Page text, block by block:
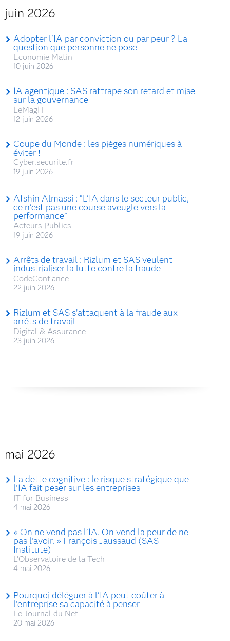
juin 2026
Adopter l'IA par conviction ou par peur ? La
question que personne ne pose
Economie Matin
10 juin 2026
IA agentique : SAS rattrape son retard et mise
sur la gouvernance
LeMagIT
12 juin 2026
Coupe du Monde : les pièges numériques à
éviter !
Cyber.securite.fr
19 juin 2026
Afshin Almassi : “L'IA dans le secteur public,
ce n'est pas une course aveugle vers la
performance”
Acteurs Publics
19 juin 2026
Arrêts de travail : Rizlum et SAS veulent
industrialiser la lutte contre la fraude
CodeConfiance
22 juin 2026
Rizlum et SAS s’attaquent à la fraude aux
arrêts de travail
Digital & Assurance
23 juin 2026
mai 2026
La dette cognitive : le risque stratégique que
l’IA fait peser sur les entreprises
IT for Business
4 mai 2026
« On ne vend pas l’IA. On vend la peur de ne
pas l’avoir. » François Jaussaud (SAS
Institute)
L'Observatoire de la Tech
4 mai 2026
Pourquoi déléguer à l'IA peut coûter à
l'entreprise sa capacité à penser
Le Journal du Net
20 mai 2026